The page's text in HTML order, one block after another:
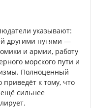
указывают:
другими путями —
и армии, работу
морского пути и
Полноценный
приведёт к тому, что
сильнее